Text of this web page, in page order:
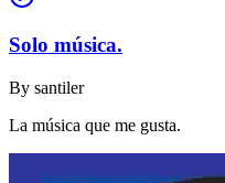
Solo música.
By santiler
La música que me gusta.